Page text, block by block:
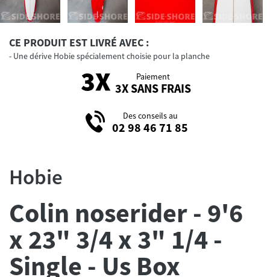
CE PRODUIT EST LIVRÉ AVEC :
Une dérive Hobie spécialement choisie pour la planche
Paiement
3X SANS FRAIS
Des conseils au
02 98 46 71 85
Hobie
Colin noserider - 9'6
x 23" 3/4 x 3" 1/4 -
Single - Us Box